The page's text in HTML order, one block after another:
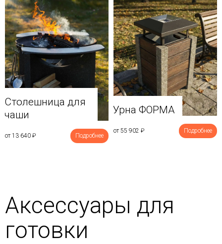
Столешница для
чаши
от 13 640 ₽ Подробнее
Урна ФОРМА
от 55 902 ₽ Подробнее
Аксессуары для
готовки